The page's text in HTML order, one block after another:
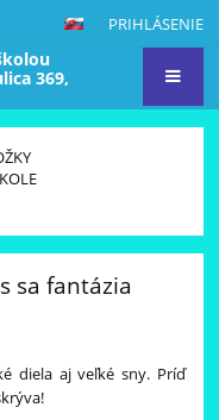
PRIHLÁSENIE
369,
sa fantázia
diela aj veľké sny. Príď